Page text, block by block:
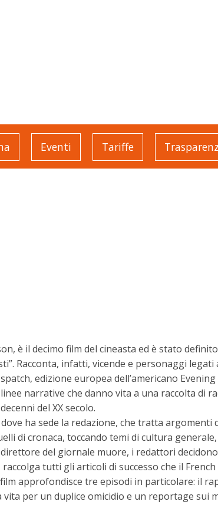
Eventi Tariffe
è il decimo film del cineasta ed è stato
Racconta, infatti, vicende e personaggi legati
edizione europea dell’americano Evening
narrative che danno vita a una raccolta di
del XX secolo.
ha sede la redazione, che tratta argomenti
di cronaca, toccando temi di cultura generale,
del giornale muore, i redattori
tutti gli articoli di successo che il
approfondisce tre episodi in particolare: il
per un duplice omicidio e un reportage sui